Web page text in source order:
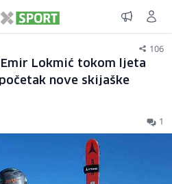
106
Lokmić tokom ljeta
nove skijaške
1